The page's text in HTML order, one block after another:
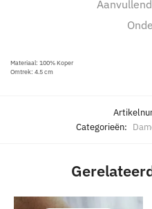
Materiaal: 100% Koper
Omtrek: 4.5 cm
Categorieën: